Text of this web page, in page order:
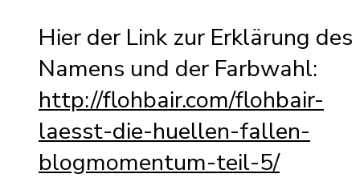
Hier der Link zur Erklärung des
Namens und der Farbwahl:
http://flohbair.com/flohbair-
laesst-die-huellen-fallen-
blogmomentum-teil-5/